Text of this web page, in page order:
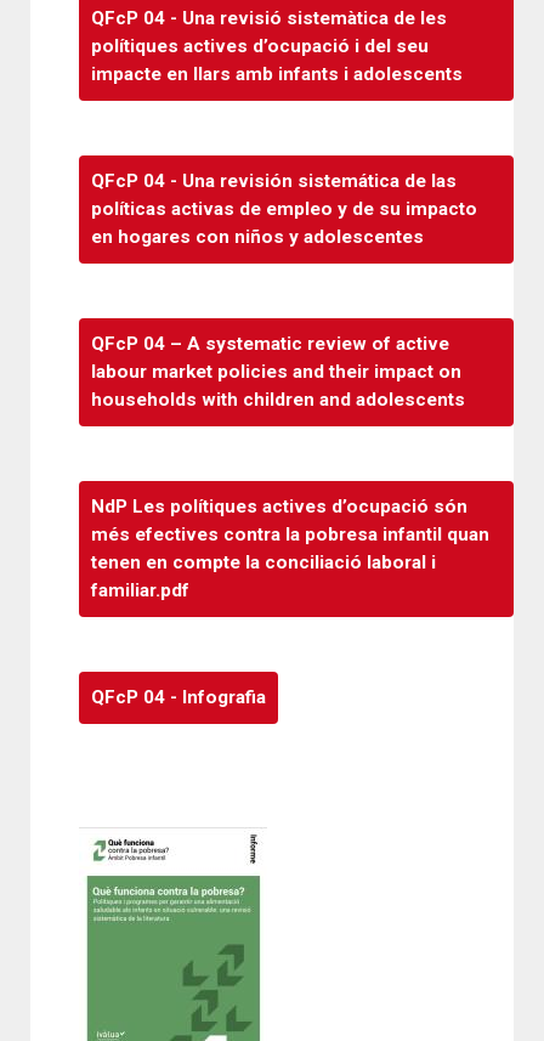
QFcP 04 - Una revisió sistemàtica de les
polítiques actives d’ocupació i del seu
impacte en llars amb infants i adolescents
QFcP 04 - Una revisión sistemática de las
políticas activas de empleo y de su impacto
en hogares con niños y adolescentes
QFcP 04 – A systematic review of active
labour market policies and their impact on
households with children and adolescents
NdP Les polítiques actives d’ocupació són
més efectives contra la pobresa infantil quan
tenen en compte la conciliació laboral i
familiar.pdf
QFcP 04 - Infografia